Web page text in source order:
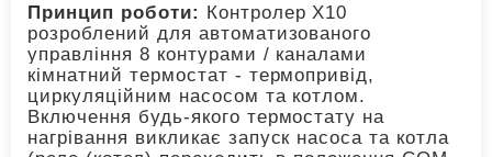
Принцип роботи: Контролер X10
розроблений для автоматизованого
управління 8 контурами / каналами
кімнатний термостат - термопривід,
циркуляційним насосом та котлом.
Включення будь-якого термостату на
нагрівання викликає запуск насоса та котла